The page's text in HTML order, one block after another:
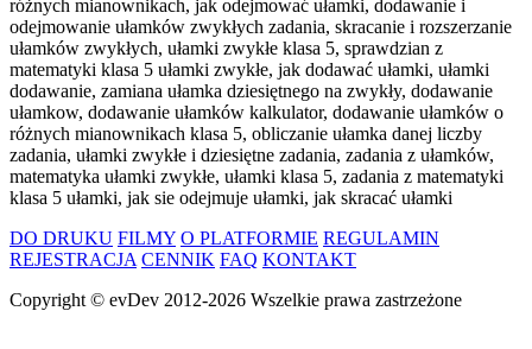
różnych mianownikach, jak odejmować ułamki, dodawanie i
odejmowanie ułamków zwykłych zadania, skracanie i rozszerzanie
ułamków zwykłych, ułamki zwykłe klasa 5, sprawdzian z
matematyki klasa 5 ułamki zwykłe, jak dodawać ułamki, ułamki
dodawanie, zamiana ułamka dziesiętnego na zwykły, dodawanie
ułamkow, dodawanie ułamków kalkulator, dodawanie ułamków o
różnych mianownikach klasa 5, obliczanie ułamka danej liczby
zadania, ułamki zwykłe i dziesiętne zadania, zadania z ułamków,
matematyka ułamki zwykłe, ułamki klasa 5, zadania z matematyki
klasa 5 ułamki, jak sie odejmuje ułamki, jak skracać ułamki
DO DRUKU FILMY O PLATFORMIE REGULAMIN
REJESTRACJA CENNIK FAQ KONTAKT
Copyright © evDev 2012-2026 Wszelkie prawa zastrzeżone